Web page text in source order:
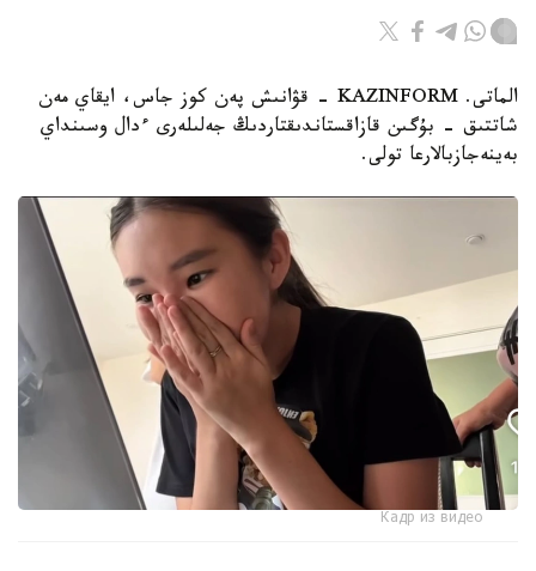
الماتى. KAZINFORM - قۋانىش پەن كوز جاس، ايقاي مەن
شاتتىق - بۇگىن قازاقستاندىقتاردىڭ جەلىلەرى ءدال وسىنداي
بەينەجازبالارعا تولى.
Кадр из видео